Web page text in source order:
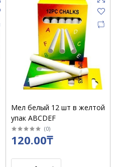
Мел белый 12 шт в желтой
упак ABCDEF
(0)
120.00₸